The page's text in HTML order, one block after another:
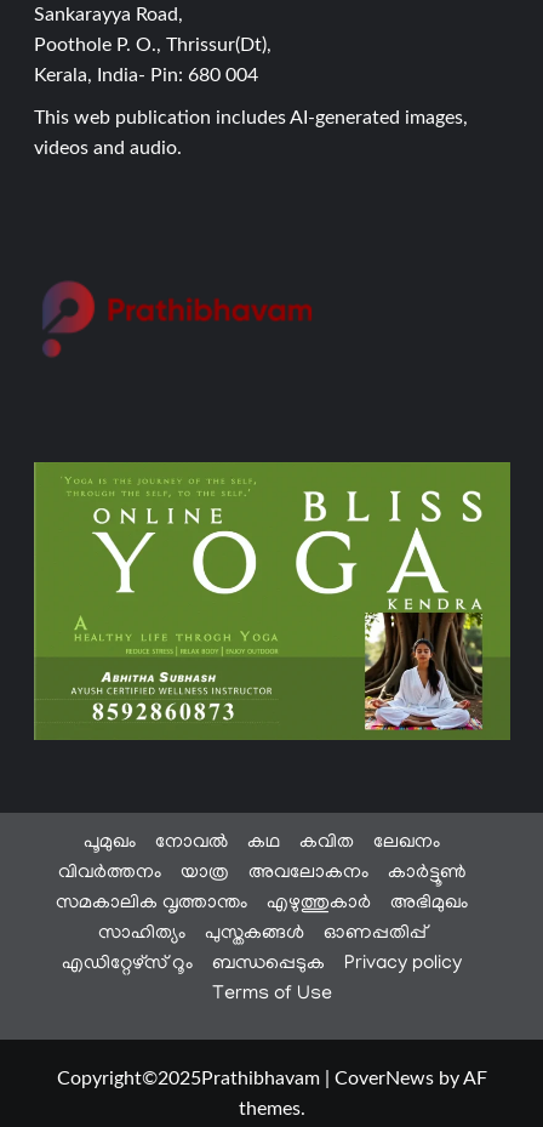
Sankarayya Road,
Poothole P. O., Thrissur(Dt),
Kerala, India- Pin: 680 004
This web publication includes AI-generated images,
videos and audio.
പൂമുഖം നോവൽ കഥ കവിത
ലേഖനം
വിവർത്തനം
യാത്ര അവലോകനം
കാർട്ടൂൺ
സമകാലിക വൃത്താന്തം
എഴുത്തുകാർ
അഭിമുഖം
സാഹിത്യം
പുസ്തകങ്ങൾ
ഓണപ്പതിപ്പ്
എഡിറ്റേഴ്സ് റൂം
ബന്ധപ്പെടുക
Privacy policy
Terms of Use
Copyright©2025Prathibhavam CoverNewsby AF
themes.